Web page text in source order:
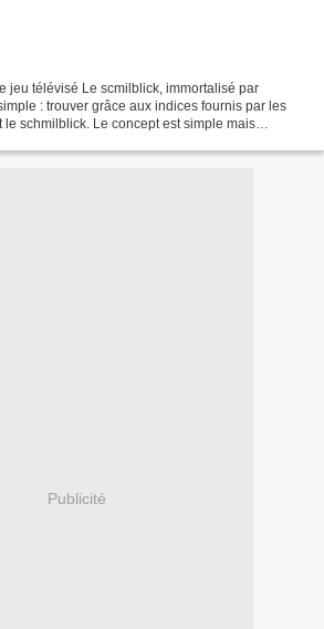
jeu télévisé Le scmilblick, immortalisé par
: trouver grâce aux indices fournis par les
le schmilblick. Le concept est simple mais
Publicité